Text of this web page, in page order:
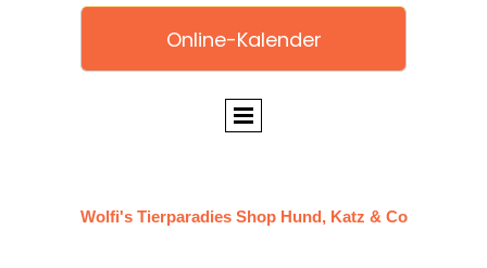
Online-Kalender
Wolfi's Tierparadies Shop Hund, Katz & Co